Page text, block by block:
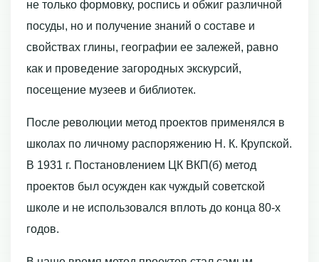
не только формовку, роспись и обжиг различной
посуды, но и получение знаний о составе и
свойствах глины, географии ее залежей, равно
как и проведение загородных экскурсий,
посещение музеев и библиотек.
После революции метод проектов применялся в
школах по личному распоряжению Н. К. Крупской.
В 1931 г. Постановлением ЦК ВКП(б) метод
проектов был осужден как чуждый советской
школе и не использовался вплоть до конца 80-х
годов.